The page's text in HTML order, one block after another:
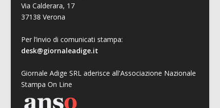
Via Calderara, 17
37138 Verona
Per l’invio di comunicati stampa:
desk@giornaleadige.it
Giornale Adige SRL aderisce all'Associazione Nazionale
Stampa On Line